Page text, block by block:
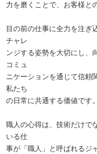
力を磨くことで、お客様と
目の前の仕事に全力を注ぎ
チャレ
ンジする姿勢を大切にし、
コミュ
ニケーションを通じて信頼
私たち
の日常に共通する価値です。
職人の心得は、技術だけで
いる仕
事が「職人」と呼ばれるジ